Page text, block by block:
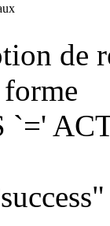
de
`='